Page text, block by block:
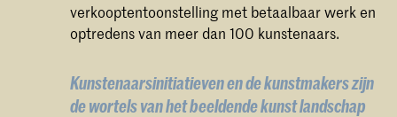
verkooptentoonstelling met betaalbaar werk en
optredens van meer dan 100 kunstenaars.
Kunstenaarsinitiatieven en de kunstmakers zijn
de wortels van het beeldende kunst landschap